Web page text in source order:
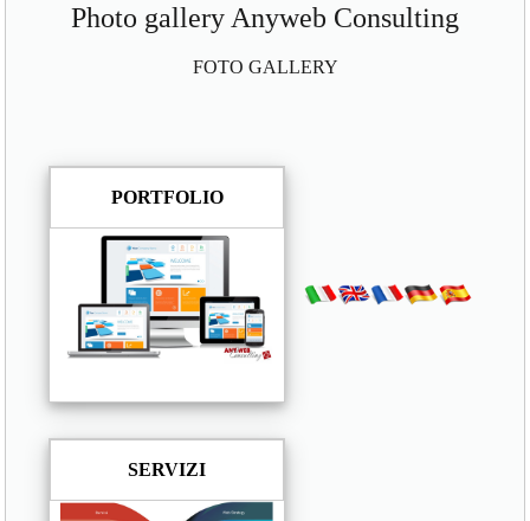
Photo gallery Anyweb Consulting
FOTO GALLERY
PORTFOLIO
SERVIZI